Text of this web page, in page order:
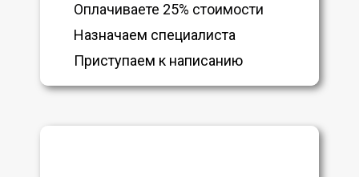
Оплачиваете 25% стоимости
Назначаем специалиста
Приступаем к написанию